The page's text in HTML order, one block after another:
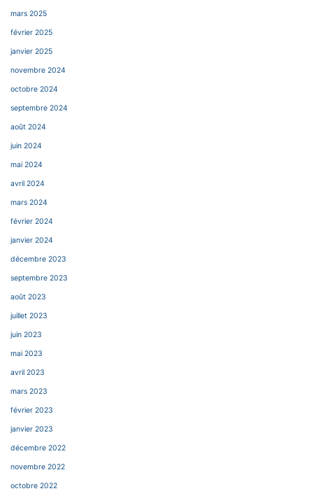
mars 2025
février 2025
janvier 2025
novembre 2024
octobre 2024
septembre 2024
août 2024
juin 2024
mai 2024
avril 2024
mars 2024
février 2024
janvier 2024
décembre 2023
septembre 2023
août 2023
juillet 2023
juin 2023
mai 2023
avril 2023
mars 2023
février 2023
janvier 2023
décembre 2022
novembre 2022
octobre 2022